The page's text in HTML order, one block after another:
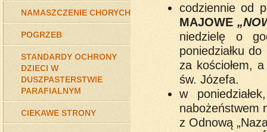
NAMASZCZENIE CHORYCH
POGRZEB
STANDARDY OCHRONY
DZIECI W
DUSZPASTERSTWIE
PARAFIALNYM
CIEKAWE STRONY
codziennie od
MAJOWE
niedzielę o
poniedziałku
za kościołem,
św. Józefa.
w
nabożeństwem
z Odnową